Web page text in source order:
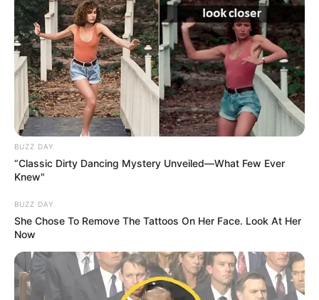
BUZZ DAY
“Classic Dirty Dancing Mystery Unveiled—What Few Ever
Knew"
BUZZ DAY
She Chose To Remove The Tattoos On Her Face. Look At Her
Now